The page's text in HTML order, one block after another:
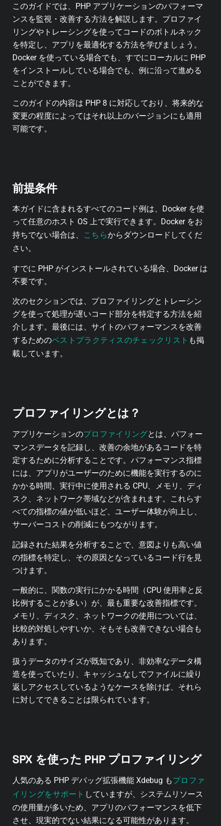
このガイドでは、PHP アプリケーションのパフォーマ
ンスを監視・改善する方法を解説します。プロファイ
リングやトレーシングを使ってコードのボトルネック
を特定し、アプリを最適化する方法を学びましょう。
Docker を使っている場合でも、すでにローカルに PHP
をインストールしている場合でも、例に沿って進める
ことができます。
このガイドの内容は PHP 8 に対応しており、将来的な
変更の程度によってはそれ以上のバージョンにも適用
可能です。
前提条件
本ガイドに含まれるすべてのコード例は、Docker を使
って任意のホスト OS 上で実行できます。Docker をお
持ちでない場合は、
こちらからダウンロードしてくだ
さい。
すでに PHP がインストールされている場合、Docker は
不要です。
次のセクションでは、プロファイリングとトレーシン
グを使って処理が遅いコード部分を特定する方法を紹
介します。最後には、サイトのパフォーマンスを改善
するためのベストプラクティスのチェックリスト も掲
載しています。
プロファイリングとは？
アプリケーションのプロファイリングとは、パフォー
マンスデータを記録し、改善の余地があるコードを特
定するために分析することです。パフォーマンス指標
には、アプリがユーザーのために機能を実行するのに
かかる時間、実行中に使用される CPU、メモリ、ディ
スク、ネットワーク帯域などが含まれます。これらす
べての指標の値が低いほど、ユーザー体験が向上し、
サーバーコストの削減にもつながります。
記録された結果を分析することで、意図よりも高い値
の指標を特定し、その原因となっているコード行を見
つけます。
一般的に、関数の実行にかかる時間（CPU 使用率と反
比例することが多い）が、最も重要な改善指標です。
メモリ、ディスク、ネットワークの使用については、
比較的対処しやすいか、そもそも改善できない場合も
あります。
扱うデータのサイズが既知であり、非効率なデータ構
造を使っていたり、キャッシュなしでファイルに繰り
返しアクセスしているようなケースを除けば、それら
に対してできることは限られています。
SPX を使った PHP プロファイリング
人気のある PHP デバッグ拡張機能 Xdebug もプロファ
イリングをサポート していますが、システムリソース
の使用量が多いため、アプリのパフォーマンスを低下
させ、現実的でない結果になる可能性があります。